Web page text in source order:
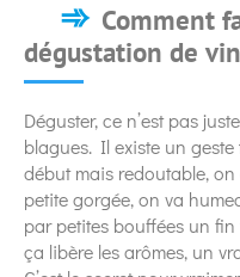
Comment
dégustation de
Déguster, ce n’est pas
blagues. Il existe un
début mais redoutable,
petite gorgée, on va
par petites bouffées un fin
ça libère les arômes, un